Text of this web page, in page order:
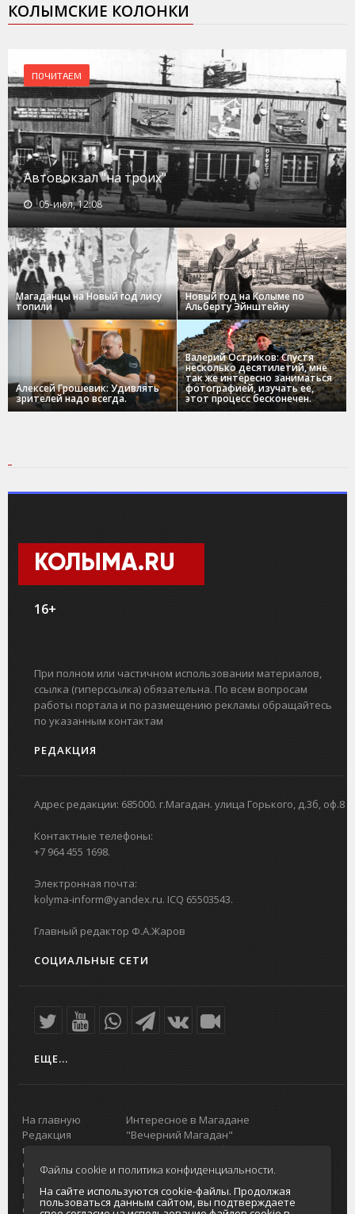
КОЛЫМСКИЕ КОЛОНКИ
ПОЧИТАЕМ
Автовокзал "на троих"
05-июл, 12:08
Магаданцы на Новый год лису
топили
Новый год на Колыме по
Альберту Эйнштейну
Алексей Грошевик: Удивлять
зрителей надо всегда.
Валерий Остриков: Спустя
несколько десятилетий, мне
так же интересно заниматься
фотографией, изучать ее,
этот процесс бесконечен.
КОЛЫМА.RU
16+
При полном или частичном использовании материалов,
ссылка (гиперссылка) обязательна. По всем вопросам
работы портала и по размещению рекламы обращайтесь
по указанным контактам
РЕДАКЦИЯ
Адрес редакции: 685000. г.Магадан. улица Горького, д.3б, оф.8
Контактные телефоны:
+7 964 455 1698.
Электронная почта:
kolyma-inform@yandex.ru. ICQ 65503543.
Главный редактор Ф.А.Жаров
СОЦИАЛЬНЫЕ СЕТИ
ЕЩЕ...
На главную
Редакция
портала
О проекте
Реклама на
портале
Отзывы и
Интересное в Магадане
"Вечерний Магадан"
Городская доска объявлений
Реклама
Главный туристический портал
Колымы
Политика в отношении обработки
Файлы cookie и политика конфиденциальности.
На сайте используются cookie-файлы. Продолжая
пользоваться данным сайтом, вы подтверждаете